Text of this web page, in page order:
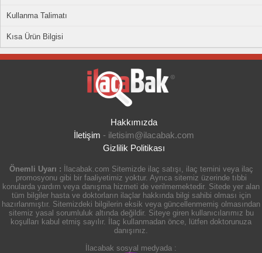
Kullanma Talimatı
Kısa Ürün Bilgisi
Hakkımızda
İletişim - iletisim@ilacabak.com
Gizlilik Politikası
Önemli Uyarı : İlacabak.com Sitemizde ilaç satışı, ilaç temini veya ilaç
promosyonu gibi bir faaliyetimiz yoktur. Ayrıca sitemiz üzerinde tıbbi
konularda yardım veya danışma hizmeti de verilmemektedir. Sitede yer alan
tüm bilgiler hasta ve doktorların ilaçlar hakkında bilgi sahibi olması için
hazırlanmıştır. Sitemizdeki bilgilerin eksik veya güncellenmemiş olmasından
sitemiz yasal sorumluluk altında değildir. Siteye giren kullanıcılarımız bu
koşulları kabul etmiş sayılır. İlaç kullanmadan önce, lütfen doktorunuza
danışınız.
İlacabak sosyal medyada :